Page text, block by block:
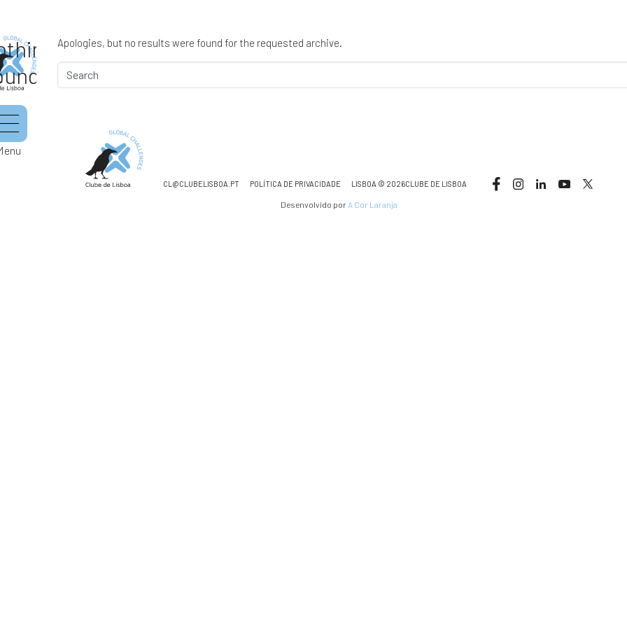
Apologies, but no results were found for the requested archive.
CL@CLUBELISBOA.PT POLÍTICA DE PRIVACIDADE LISBOA © 2026CLUBE DE LISBOA
Desenvolvido por A Cor Laranja